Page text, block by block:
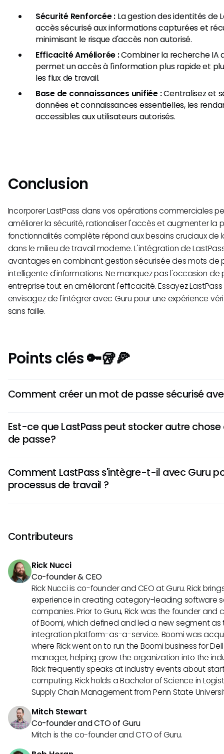
Sécurité Renforcée : La gestion des identités de
accès sécurisé aux informations capturées et
minimisant le risque d'accès non autorisé.
Efficacité Améliorée :Combiner la recherche IA
permet un accès à l'information plus rapide et
les flux de travail.
Base de connaissances unifiée :Centralisez et
données et connaissances essentielles, les
accessibles aux utilisateurs autorisés.
Conclusion
Incorporer LastPass dans vos opérations commerciales
améliorer la sécurité, rationaliser l'accès et augmenter la
fonctionnalités complète répond aux besoins cruciaux de
dans le milieu de travail moderne. L'intégration de
avantages en combinant gestion sécurisée des mots de
intelligente d'informations. Ne manquez pas l'occasion
entreprise tout en améliorant l'efficacité. Essayez
envisagez de l'intégrer avec Guru pour une expérience
sans faille.
Points clés 🔑🥡🍕
Comment créer un mot de passe sécurisé
générateur de mots de passe dans l’extension de
longueur, la complexité et les types de caractères pour
Est-ce que LastPass peut stocker autre
de passe?
mots de passe, tels que les numéros de cartes de crédit,
de passe Wi-Fi et les notes éシア. Cette fonctionnalité
Comment LastPass s'intègre-t-il avec Guru
processus de travail ?
gestion des accès. En combinant ces outils, les équipes
l'efficacité les autorisations et partager des ressources
Contributeurs
Rick Nucci
Co-founder & CEO
Rick Nucci is co-founder and CEO at Guru. Rick
experience in creating category-leading software
companies. Prior to Guru, Rick was the founder
of Boomi, which defined and led a new segment
integration platform-as-a-service. Boomi was
where Rick went on to run the Boomi business for
manager, helping grow the organization into the
Rick frequently speaks at industry events about
computing. Rick holds a Bachelor of Science in
Supply Chain Management from Penn State
Mitch Stewart
Co-founder and CTO of Guru
Mitch is the co-founder and CTO of Guru.